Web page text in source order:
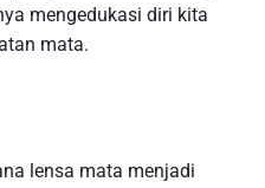
mengedukasi diri kita
mata.
lensa mata menjadi